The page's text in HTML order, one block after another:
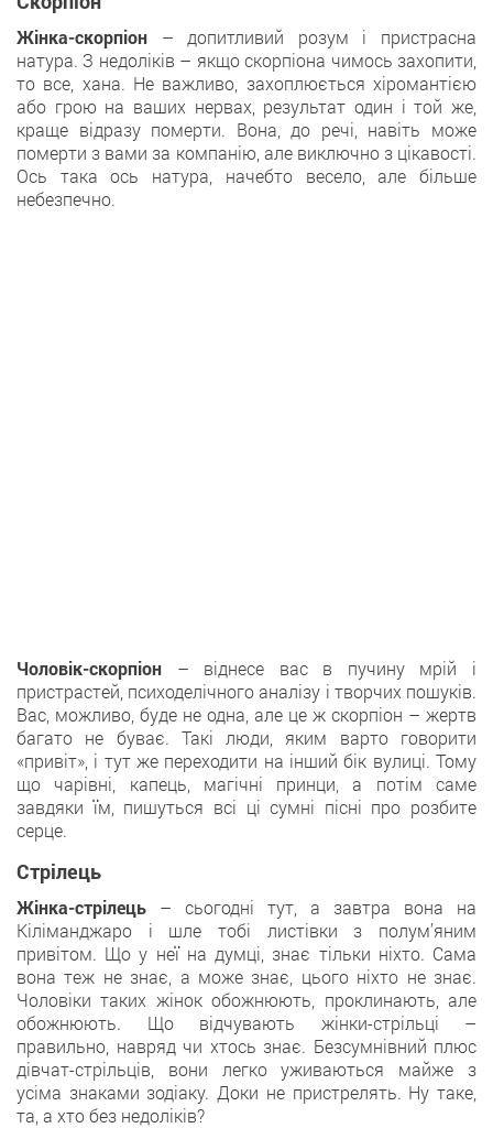
Жінка-скорпіон – допитливий розум і пристрасна
натура. З недоліків – якщо скорпіона чимось захопити,
то все, хана. Не важливо, захоплюється хіромантією
або грою на ваших нервах, результат один і той же,
краще відразу померти. Вона, до речі, навіть може
померти з вами за компанію, але виключно з цікавості.
Ось така ось натура, начебто весело, але більше
небезпечно.
Чоловік-скорпіон – віднесе вас в пучину мрій і
пристрастей, психоделічного аналізу і творчих пошуків.
Вас, можливо, буде не одна, але це ж скорпіон – жертв
багато не буває. Такі люди, яким варто говорити
«привіт», і тут же переходити на інший бік вулиці. Тому
що чарівні, капець, магічні принци, а потім саме
завдяки їм, пишуться всі ці сумні пісні про розбите
серце.
Стрілець
Жінка-стрілець – сьогодні тут, а завтра вона на
Кіліманджаро і шле тобі листівки з полум’яним
привітом. Що у неї на думці, знає тільки ніхто. Сама
вона теж не знає, а може знає, цього ніхто не знає.
Чоловіки таких жінок обожнюють, проклинають, але
обожнюють. Що відчувають жінки-стрільці –
правильно, навряд чи хтось знає. Безсумнівний плюс
дівчат-стрільців, вони легко уживаються майже з
усіма знаками зодіаку. Доки не пристрелять. Ну таке,
та, а хто без недоліків?